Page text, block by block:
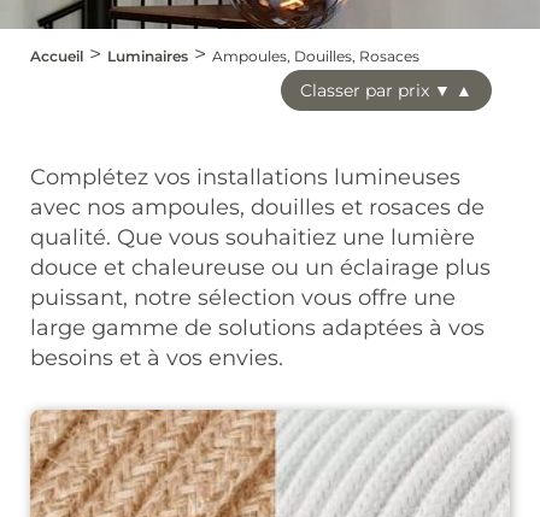
Les trousses et pochettes
Housses de voyage
Mapache Taji Craie
Tennis Bensimon
Tennis Bensimon Kids
Chaussons Collégien
Lingerie
Tops Maillots de bain
Accessoires
Mobilier
Meubles, étagères,
bureaux, et chevet
Assises Tables Basses
porte manteaux
Décoration
Coussins, plaids et tapis
Photophores et Vases
Miroirs
Parfums d'intérieur
Esteban
Accueil Luminaires Ampoules, Douilles, Rosaces
Classer par prix ▼ ▲
Complétez vos installations lumineuses
avec nos ampoules, douilles et rosaces de
qualité. Que vous souhaitiez une lumière
douce et chaleureuse ou un éclairage plus
puissant, notre sélection vous offre une
large gamme de solutions adaptées à vos
besoins et à vos envies.